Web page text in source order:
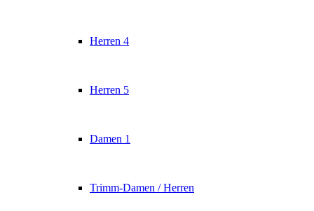
Herren 4
Herren 5
Damen 1
Trimm-Damen / Herren